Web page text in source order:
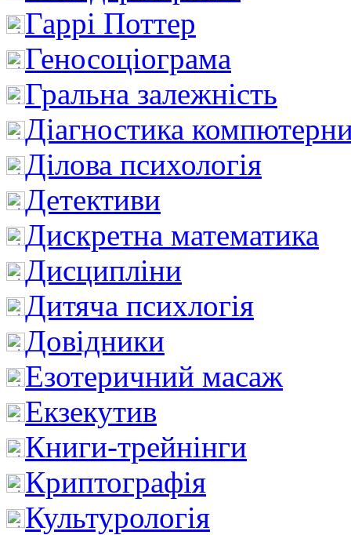
Гаррі Поттер
Геносоціограма
Гральна залежність
Діагностика
Ділова психологія
Детективи
Дискретна математика
Дисципліни
Дитяча психлогія
Довідники
Езотеричний масаж
Екзекутив
Книги-трейнінги
Криптографія
Культурологія